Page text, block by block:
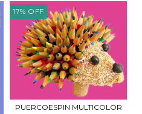
17% OFF
PUERCOESPIN MULTICOLOR